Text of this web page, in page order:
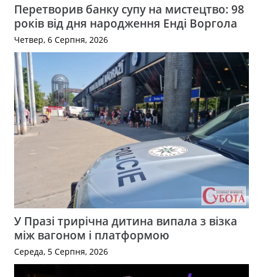
Перетворив банку супу на мистецтво: 98
років від дня народження Енді Воргола
Четвер, 6 Серпня, 2026
У Празі трирічна дитина випала з візка
між вагоном і платформою
Середа, 5 Серпня, 2026